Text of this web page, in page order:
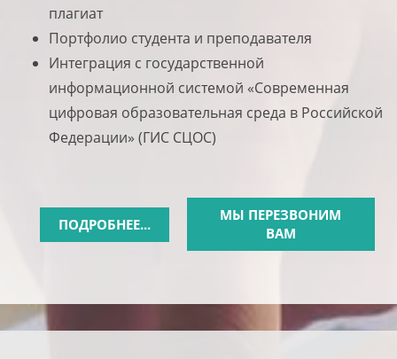
плагиат
Портфолио студента и преподавателя
Интеграция с государственной
информационной системой «Современная
цифровая образовательная среда в Российской
Федерации» (ГИС СЦОС)
ПОДРОБНЕЕ...
МЫ ПЕРЕЗВОНИМ
ВАМ